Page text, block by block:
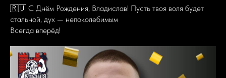
🇷🇺 С Днём Рождения, Владислав! Пусть твоя воля будет
стальной, дух — непоколебимым
Всегда вперёд!